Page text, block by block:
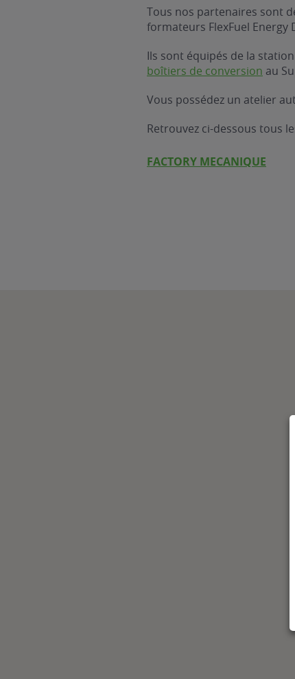
Tous nos partenaires sont
formateurs FlexFuel Energy
Ils sont équipés de la
boîtiers de conversion au
Vous possédez un atelier
Retrouvez ci-dessous tous
FACTORY MECANIQUE